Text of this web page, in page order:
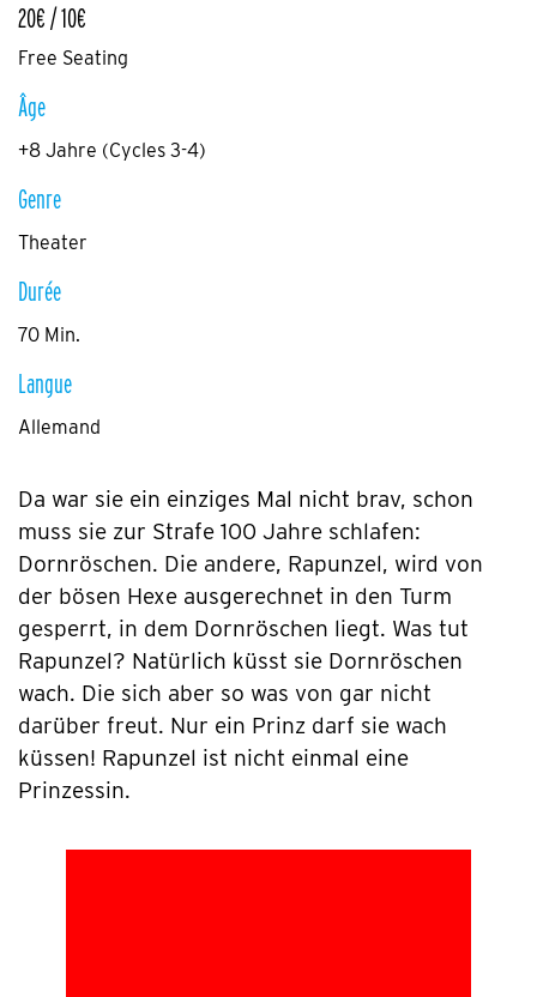
20€ / 10€
Free Seating
Âge
+8 Jahre (Cycles 3-4)
Genre
Theater
Durée
70 Min.
Langue
Allemand
Da war sie ein einziges Mal nicht brav, schon
muss sie zur Strafe 100 Jahre schlafen:
Dornröschen. Die andere, Rapunzel, wird von
der bösen Hexe ausgerechnet in den Turm
gesperrt, in dem Dornröschen liegt. Was tut
Rapunzel? Natürlich küsst sie Dornröschen
wach. Die sich aber so was von gar nicht
darüber freut. Nur ein Prinz darf sie wach
küssen! Rapunzel ist nicht einmal eine
Prinzessin.